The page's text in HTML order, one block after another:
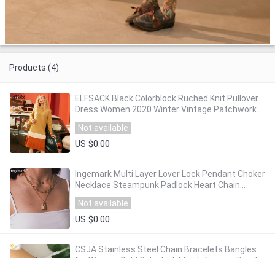
Products (4)
ELFSACK Black Colorblock Ruched Knit Pullover
Dress Women 2020 Winter Vintage Patchwork
Long Sleeve Casual Ladies Daily Dresses
Not available
US $0.00
Ingemark Multi Layer Lover Lock Pendant Choker
Necklace Steampunk Padlock Heart Chain
Necklace Collier Best Couple Jewelry Gift
Not available
US $0.00
CSJA Stainless Steel Chain Bracelets Bangles